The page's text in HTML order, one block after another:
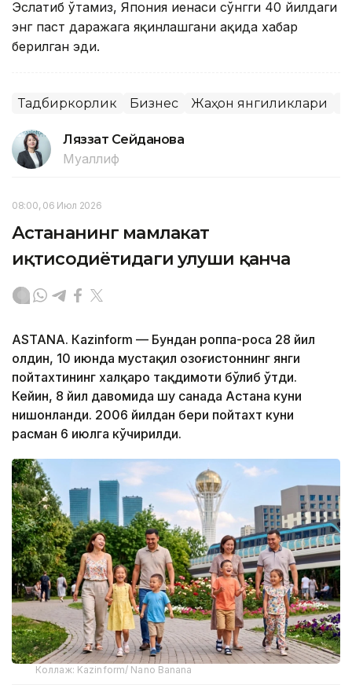
Эслатиб ўтамиз, Япония иенаси сўнгги 40 йилдаги
энг паст даражага яқинлашгани ҳақида хабар
берилган эди.
Тадбиркорлик Бизнес Жаҳон янгиликлари
Ляззат Сейданова
Муаллиф
08:00, 06 Июл 2026
Астананинг мамлакат
иқтисодиётидаги улуши қанча
ASTANА. Кazinform — Бундан роппа-роса 28 йил
олдин, 10 июнда мустақил Қозоғистоннинг янги
пойтахтининг халқаро тақдимоти бўлиб ўтди.
Кейин, 8 йил давомида шу санада Астана куни
нишонланди. 2006 йилдан бери пойтахт куни
расман 6 июлга кўчирилди.
Коллаж: Kazinform/ Nano Banana